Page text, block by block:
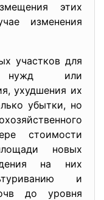
этих
изменения
участков для
нужд или
ухудшения их
убытки, но
стоимости
новых
на них
и
до уровня